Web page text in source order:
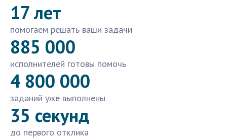
17 лет
помогаем решать ваши задачи
885 000
исполнителей готовы помочь
4 800 000
заданий уже выполнены
35 секунд
до первого отклика